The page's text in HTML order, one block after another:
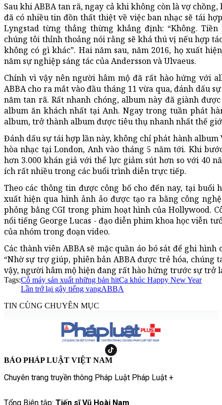
Sau khi ABBA tan rã, ngay cả khi không còn là vợ
đã có nhiều tin đồn thất thiệt về việc ban nhạc sẽ tái
Lyngstad từng thẳng thừng khẳng định: “Không.
chúng tôi thỉnh thoảng nói rằng sẽ khá thú vị nếu hợp
không có gì khác”. Hai năm sau, năm 2016, họ xuất
năm sự nghiệp sáng tác của Andersson và Ulvaeus.
Chính vì vậy nên người hâm mộ đã rất hào hứng với
ABBA cho ra mắt vào đầu tháng 11 vừa qua, đánh dấu
năm tan rã. Rất nhanh chóng, album này đã giành
album ăn khách nhất tại Anh. Ngay trong tuần phát
album, trở thành album được tiêu thụ nhanh nhất thế
Đánh dấu sự tái hợp lần này, không chỉ phát hành album
hòa nhạc tại London, Anh vào tháng 5 năm tới. Khi
hơn 3.000 khán giả với thể lực giảm sút hơn so với 40
ích rất nhiều trong các buổi trình diễn trực tiếp.
Theo các thông tin được công bố cho đến nay, tại buổi
xuất hiện qua hình ảnh ảo được tạo ra bằng công
phỏng bằng CGI trong phim hoạt hình của Hollywood.
nổi tiếng George Lucas - đạo diễn phim khoa học viễn
của nhóm trong đoạn video.
Các thành viên ABBA sẽ mặc quần áo bó sát để ghi
“Nhờ sự trợ giúp, phiên bản ABBA được trẻ hóa, chúng
vậy, người hâm mộ hiện đang rất hào hứng trước sự trở
Tags:Cỗ máy sản xuất những bản hitCa khúc Happy New Year
Lần trở lại gây tiếng vangABBA
TIN CÙNG CHUYÊN MỤC
BÁO PHÁP LUẬT VIỆT NAM
Chuyên trang truyền thông Pháp Luật Pháp Luật +
Tổng Biên tập: Tiến sĩ Vũ Hoài Nam